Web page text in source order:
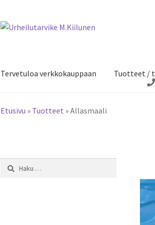
Siirry
Siirry
Tervetuloa verkkokauppaan Tuotteet /
Etusivu » Tuotteet »Allasmaali
Haku: